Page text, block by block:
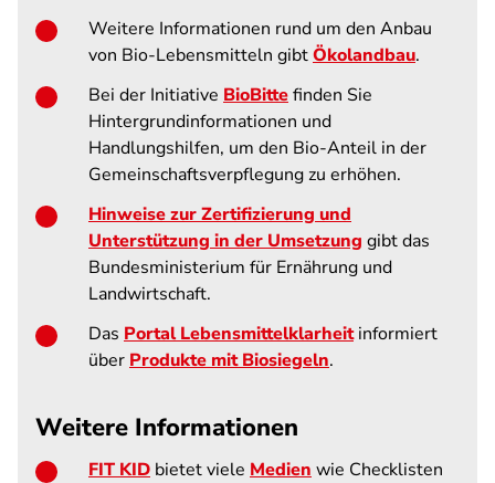
Weitere Informationen rund um den Anbau
von Bio-Lebensmitteln gibtÖkolandbau.
Bei der Initiative BioBittefinden Sie
Hintergrundinformationen und
Handlungshilfen, um den Bio-Anteil in der
Gemeinschaftsverpflegung zu erhöhen.
Hinweise zur Zertifizierung und
Unterstützung in der Umsetzung gibt das
Bundesministerium für Ernährung und
Landwirtschaft.
Das Portal Lebensmittelklarheitinformiert
über Produkte mit Biosiegeln.
Weitere Informationen
FIT KID bietet viele Medien wie Checklisten